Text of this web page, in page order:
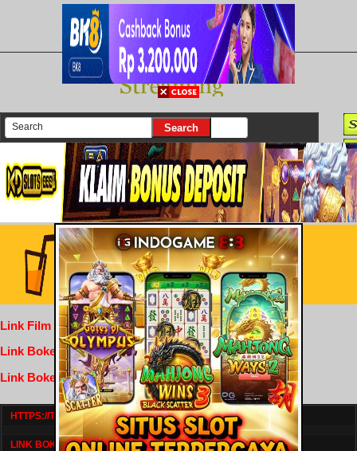
There are currently 25614 movies on our website
Login
Link Film Dewasa
Link Bokep Indofilm
Link Bokep FilmNikmat
HTTPS://TV1.BOSKU21.CAM/
LINK BOKEP DRAMASERIAL